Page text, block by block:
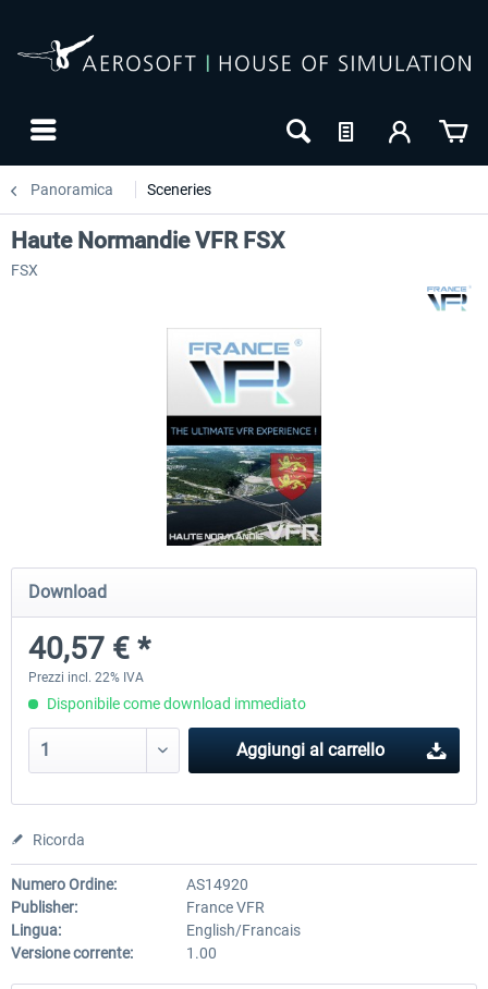
Panoramica Sceneries
Mega Airport Frankfurt V2.0
30,71 € *
Mega Airport Berlin
Haute Normandie VFR FSX
FSX
Download
40,57 € *
Prezzi incl. 22% IVA
Disponibile come download immediato
Aggiungi al carrello
Ricorda
Numero Ordine:
AS14920
Publisher:
France VFR
Lingua:
English/Francais
Versione corrente:
1.00